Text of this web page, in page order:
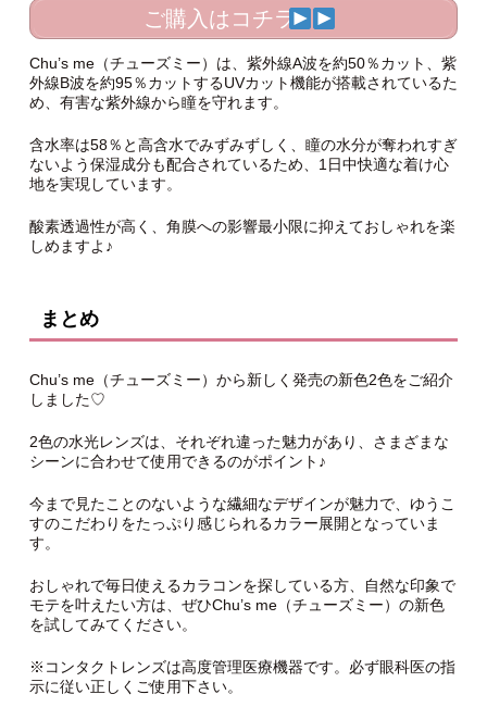
ご購入はコチラ
Chu’s me（チューズミー）は、紫外線A波を約50％カット、紫
外線B波を約95％カットするUVカット機能が搭載されているた
め、有害な紫外線から瞳を守れます。
含水率は58％と高含水でみずみずしく、瞳の水分が奪われすぎ
ないよう保湿成分も配合されているため、1日中快適な着け心
地を実現しています。
酸素透過性が高く、角膜への影響最小限に抑えておしゃれを楽
しめますよ♪
まとめ
Chu’s me（チューズミー）から新しく発売の新色2色をご紹介
しました♡
2色の水光レンズは、それぞれ違った魅力があり、さまざまな
シーンに合わせて使用できるのがポイント♪
今まで見たことのないような繊細なデザインが魅力で、ゆうこ
すのこだわりをたっぷり感じられるカラー展開となっていま
す。
おしゃれで毎日使えるカラコンを探している方、自然な印象で
モテを叶えたい方は、ぜひChu’s me（チューズミー）の新色
を試してみてください。
※コンタクトレンズは高度管理医療機器です。必ず眼科医の指
示に従い正しくご使用下さい。